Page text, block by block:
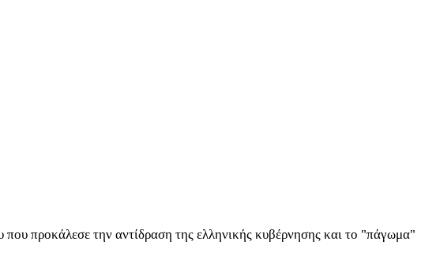
προκάλεσε την αντίδραση της ελληνικής κυβέρνησης και το "πάγωμα"